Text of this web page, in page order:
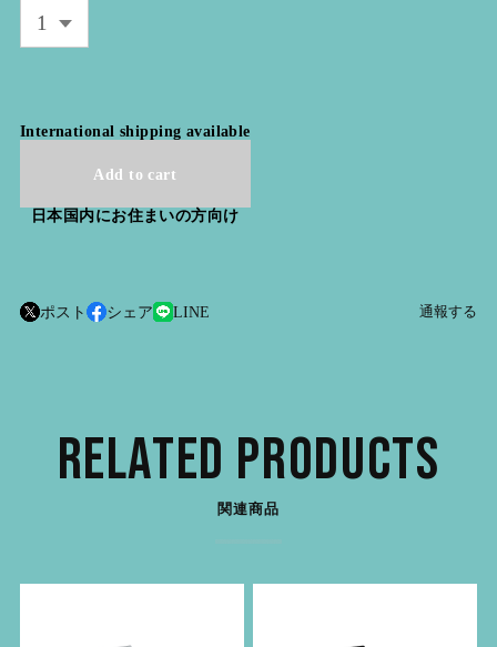
International shipping available
Add to cart
日本国内にお住まいの方向け
ポスト シェア LINE 通報する
RELATED PRODUCTS
関連商品